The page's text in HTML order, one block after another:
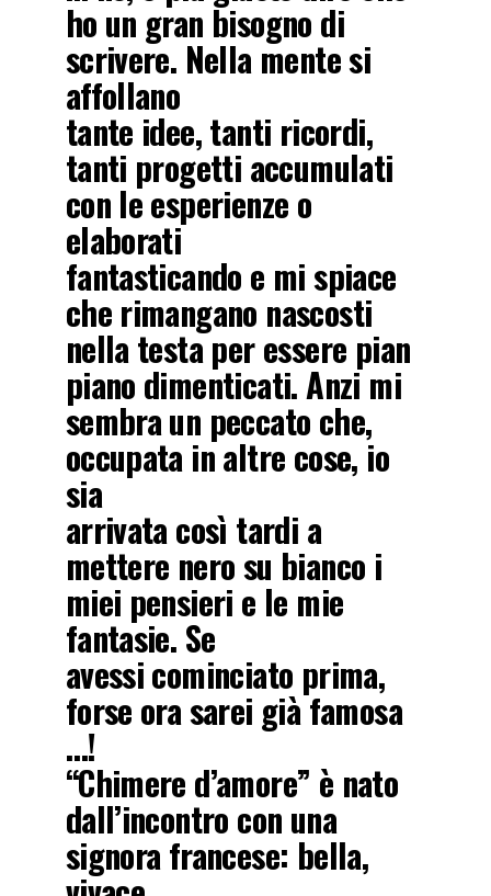
ho un gran bisogno di
scrivere. Nella mente si
affollano
tante idee, tanti ricordi,
tanti progetti accumulati
con le esperienze o
elaborati
fantasticando e mi spiace
che rimangano nascosti
nella testa per essere pian
piano dimenticati. Anzi mi
sembra un peccato che,
occupata in altre cose, io
sia
arrivata così tardi a
mettere nero su bianco i
miei pensieri e le mie
fantasie. Se
avessi cominciato prima,
forse ora sarei già famosa
…!
“Chimere d’amore” è nato
dall’incontro con una
signora francese: bella,